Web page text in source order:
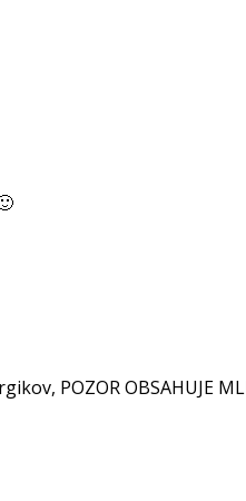
POZOR OBSAHUJE